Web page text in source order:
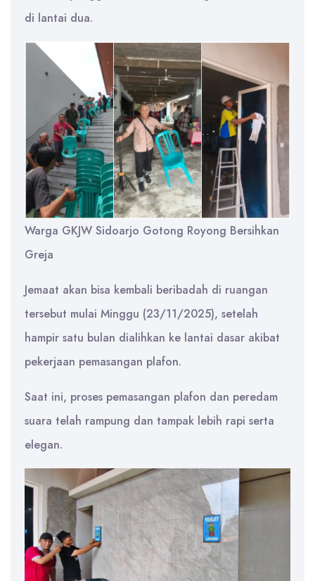
di lantai dua.
Warga GKJW Sidoarjo Gotong Royong Bersihkan
Greja
Jemaat akan bisa kembali beribadah di ruangan
tersebut mulai Minggu (23/11/2025), setelah
hampir satu bulan dialihkan ke lantai dasar akibat
pekerjaan pemasangan plafon.
Saat ini, proses pemasangan plafon dan peredam
suara telah rampung dan tampak lebih rapi serta
elegan.